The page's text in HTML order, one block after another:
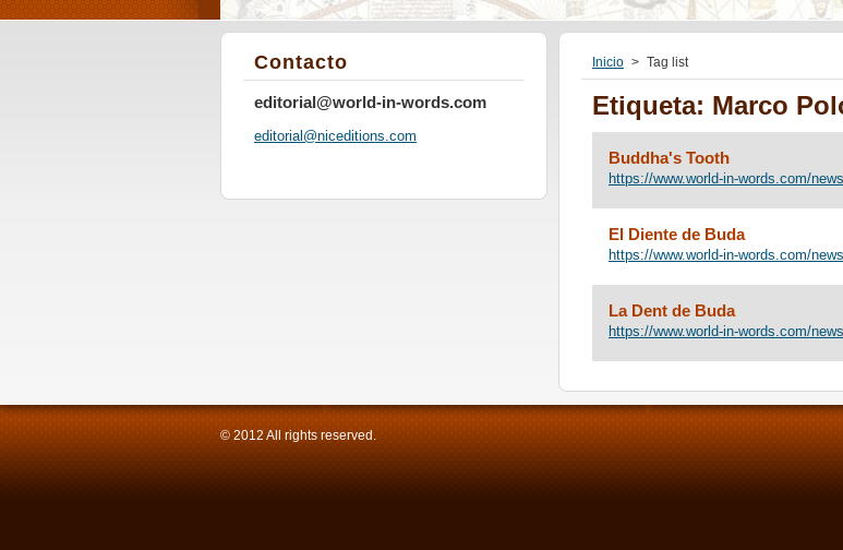
Inicio > Tag list
Etiqueta: Marco
Buddha's Tooth
https://www.world-in-words.com/
El Diente de Buda
https://www.world-in-words.com/
La Dent de Buda
https://www.world-in-words.com/
Contacto
editorial@world-in-words.com
editorial@niceditions.com
© 2012 All rights reserved.